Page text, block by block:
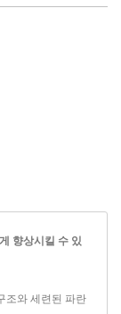
향상시킬 수 있
조와 세련된 파란